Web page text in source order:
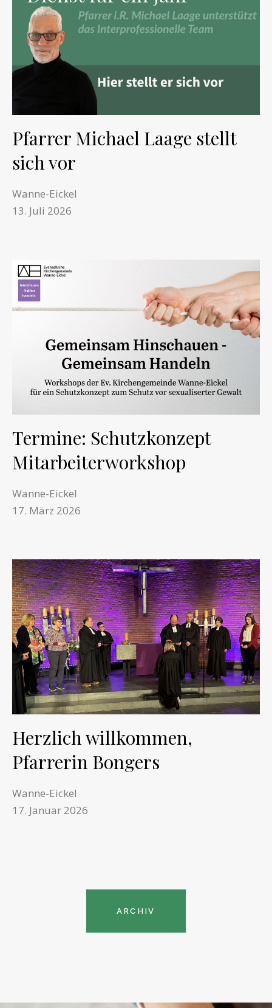
Pfarrer Michael Laage stellt
sich vor
Wanne-Eickel
13. Juli 2026
Termine: Schutzkonzept
Mitarbeiterworkshop
Wanne-Eickel
17. März 2026
Herzlich willkommen,
Pfarrerin Bongers
Wanne-Eickel
17. Januar 2026
ARCHIV